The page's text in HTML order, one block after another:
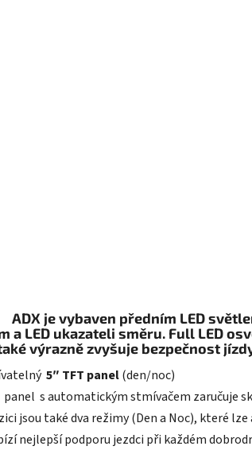
ADX je vybaven předním LED
a LED ukazateli směru. Full LED
výrazně zvyšuje bezpečnost
5″ TFT panel(den/noc)
panel s automatickým stmívačem zaručuje
jsou také dva režimy (Den a Noc), které
nejlepší podporu jezdci při každém